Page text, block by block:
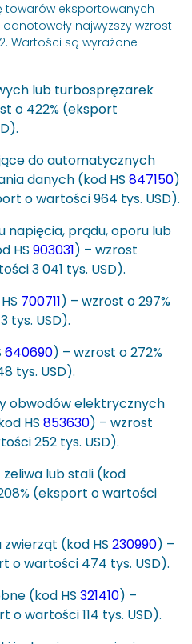
towarów eksportowanych
najwyższy wzrost
Wartości są wyrażone
lub turbosprężarek
o 422% (eksport
do automatycznych
danych (kod HS 847150)
o wartości 964 tys. USD).
napięcia, prądu, oporu lub
HS 903031) – wzrost
3 041 tys. USD).
700711) – wzrost o 297%
tys. USD).
640690) – wzrost o 272%
tys. USD).
obwodów elektrycznych
HS 853630) – wzrost
252 tys. USD).
lub stali (kod
(eksport o wartości
(kod HS 230990) –
o wartości 474 tys. USD).
(kod HS 321410) –
o wartości 114 tys. USD).